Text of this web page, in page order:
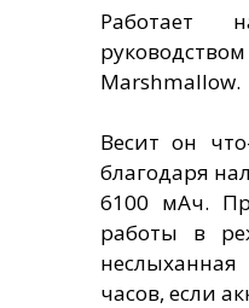
Работает
Marshmallow.
Весит он
благодаря
6100 мАч.
работы в
часов, если